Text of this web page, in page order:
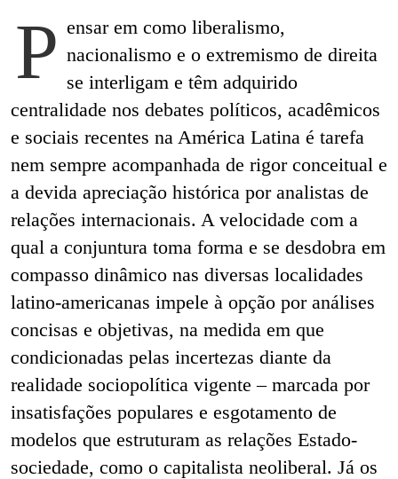
P ensar em como liberalismo,
nacionalismo e o extremismo de direita
se interligam e têm adquirido
centralidade nos debates políticos, acadêmicos
e sociais recentes na América Latina é tarefa
nem sempre acompanhada de rigor conceitual e
a devida apreciação histórica por analistas de
relações internacionais. A velocidade com a
qual a conjuntura toma forma e se desdobra em
compasso dinâmico nas diversas localidades
latino-americanas impele à opção por análises
concisas e objetivas, na medida em que
condicionadas pelas incertezas diante da
realidade sociopolítica vigente – marcada por
insatisfações populares e esgotamento de
modelos que estruturam as relações Estado-
sociedade, como o capitalista neoliberal. Já os